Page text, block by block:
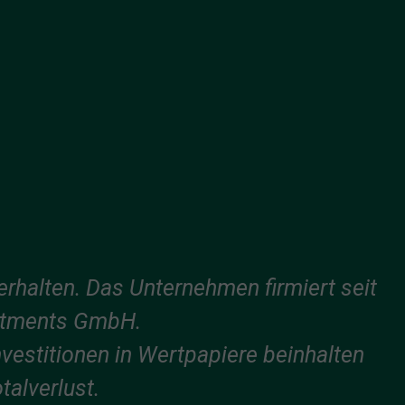
Das Unternehmen firmiert seit
GmbH.
in Wertpapiere beinhalten